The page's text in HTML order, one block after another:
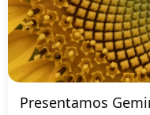
Presentamos